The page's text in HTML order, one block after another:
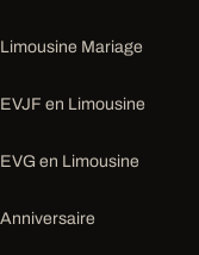
Limousine Mariage
EVJF en Limousine
EVG en Limousine
Anniversaire